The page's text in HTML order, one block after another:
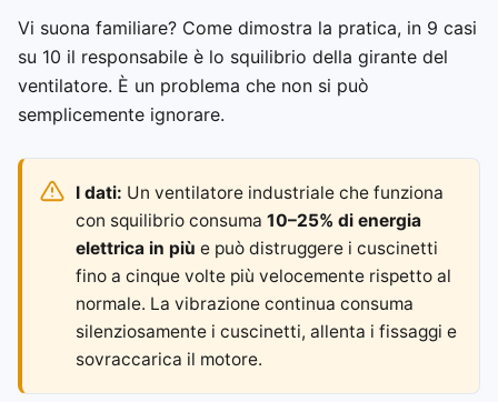
Vi suona familiare? Come dimostra la pratica, in 9 casi
su 10 il responsabile è lo squilibrio della girante del
ventilatore. È un problema che non si può
semplicemente ignorare.
I dati: Un ventilatore industriale che funziona
con squilibrio consuma 10–25% di energia
elettrica in più e può distruggere i cuscinetti
fino a cinque volte più velocemente rispetto al
normale. La vibrazione continua consuma
silenziosamente i cuscinetti, allenta i fissaggi e
sovraccarica il motore.